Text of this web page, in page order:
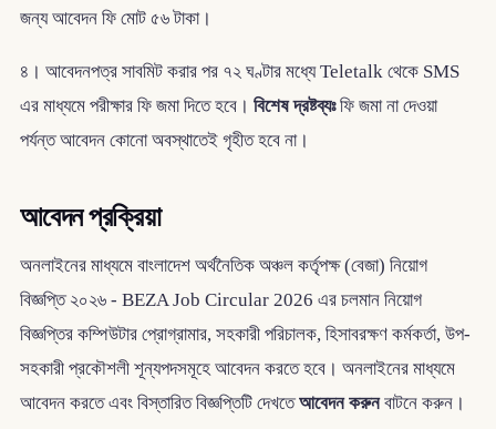
জন্য আবেদন ফি মোট ৫৬ টাকা।
৪। আবেদনপত্র সাবমিট করার পর ৭২ ঘণ্টার মধ্যে Teletalk থেকে SMS
এর মাধ্যমে পরীক্ষার ফি জমা দিতে হবে। বিশেষ দ্রষ্টব্যঃফি জমা না দেওয়া
পর্যন্ত আবেদন কোনো অবস্থাতেই গৃহীত হবে না।
আবেদন প্রক্রিয়া
অনলাইনের মাধ্যমে বাংলাদেশ অর্থনৈতিক অঞ্চল কর্তৃপক্ষ (বেজা) নিয়োগ
বিজ্ঞপ্তি ২০২৬ - BEZA Job Circular 2026 এর চলমান নিয়োগ
বিজ্ঞপ্তির কম্পিউটার প্রোগ্রামার, সহকারী পরিচালক, হিসাবরক্ষণ কর্মকর্তা, উপ-
সহকারী প্রকৌশলী শূন্যপদসমূহে আবেদন করতে হবে। অনলাইনের মাধ্যমে
আবেদন করতে এবং বিস্তারিত বিজ্ঞপ্তিটি দেখতেআবেদন করুনবাটনে করুন।